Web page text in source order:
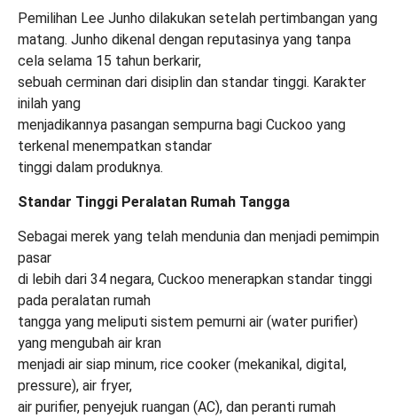
Pemilihan Lee Junho dilakukan setelah pertimbangan yang
matang. Junho dikenal dengan reputasinya yang tanpa
cela selama 15 tahun berkarir,
sebuah cerminan dari disiplin dan standar tinggi. Karakter
inilah yang
menjadikannya pasangan sempurna bagi Cuckoo yang
terkenal menempatkan standar
tinggi dalam produknya.
Standar Tinggi Peralatan Rumah Tangga
Sebagai merek yang telah mendunia dan menjadi pemimpin
pasar
di lebih dari 34 negara, Cuckoo menerapkan standar tinggi
pada peralatan rumah
tangga yang meliputi sistem pemurni air (water purifier)
yang mengubah air kran
menjadi air siap minum, rice cooker (mekanikal, digital,
pressure), air fryer,
air purifier, penyejuk ruangan (AC), dan peranti rumah